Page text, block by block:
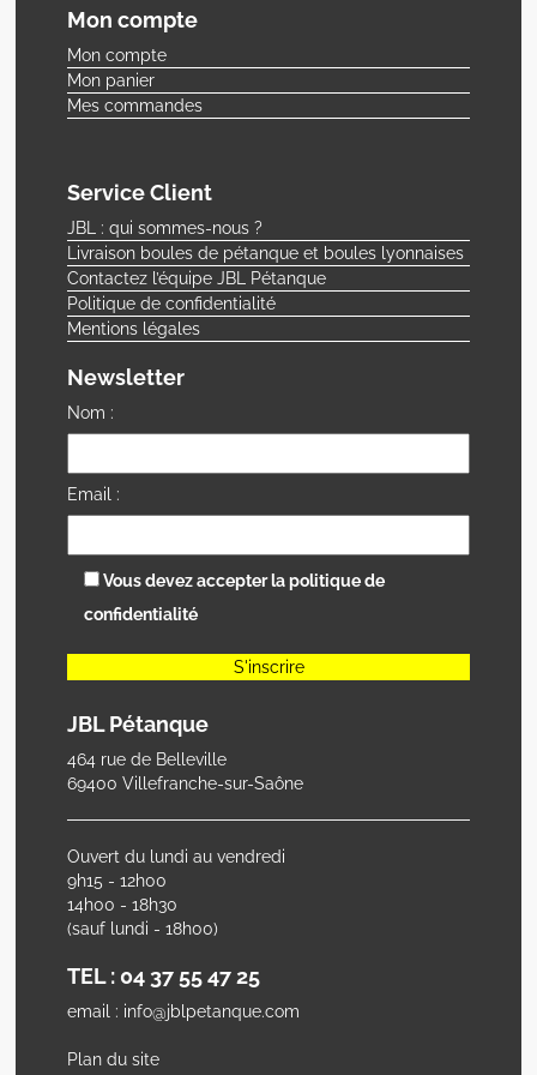
Mon compte
Mon compte
Mon panier
Mes commandes
Service Client
JBL : qui sommes-nous ?
Livraison boules de pétanque et boules lyonnaises
Contactez l’équipe JBL Pétanque
Politique de confidentialité
Mentions légales
Newsletter
Nom :
Email :
Vous devez accepter lapolitique de
confidentialité
JBL Pétanque
464 rue de Belleville
69400 Villefranche-sur-Saône
Ouvert du lundi au vendredi
9h15 - 12h00
14h00 - 18h30
(sauf lundi - 18h00)
TEL : 04 37 55 47 25
email : info@jblpetanque.com
Plan du site